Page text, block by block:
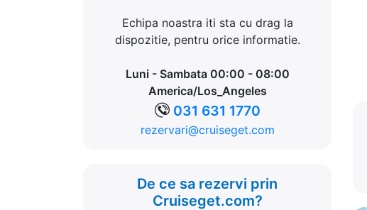
Echipa noastra iti sta cu drag la
dispozitie, pentru orice informatie.
Luni - Sambata 00:00 - 08:00
America/Los_Angeles
031 631 1770
rezervari@cruiseget.com
De ce sa rezervi prin
Cruiseget.com?